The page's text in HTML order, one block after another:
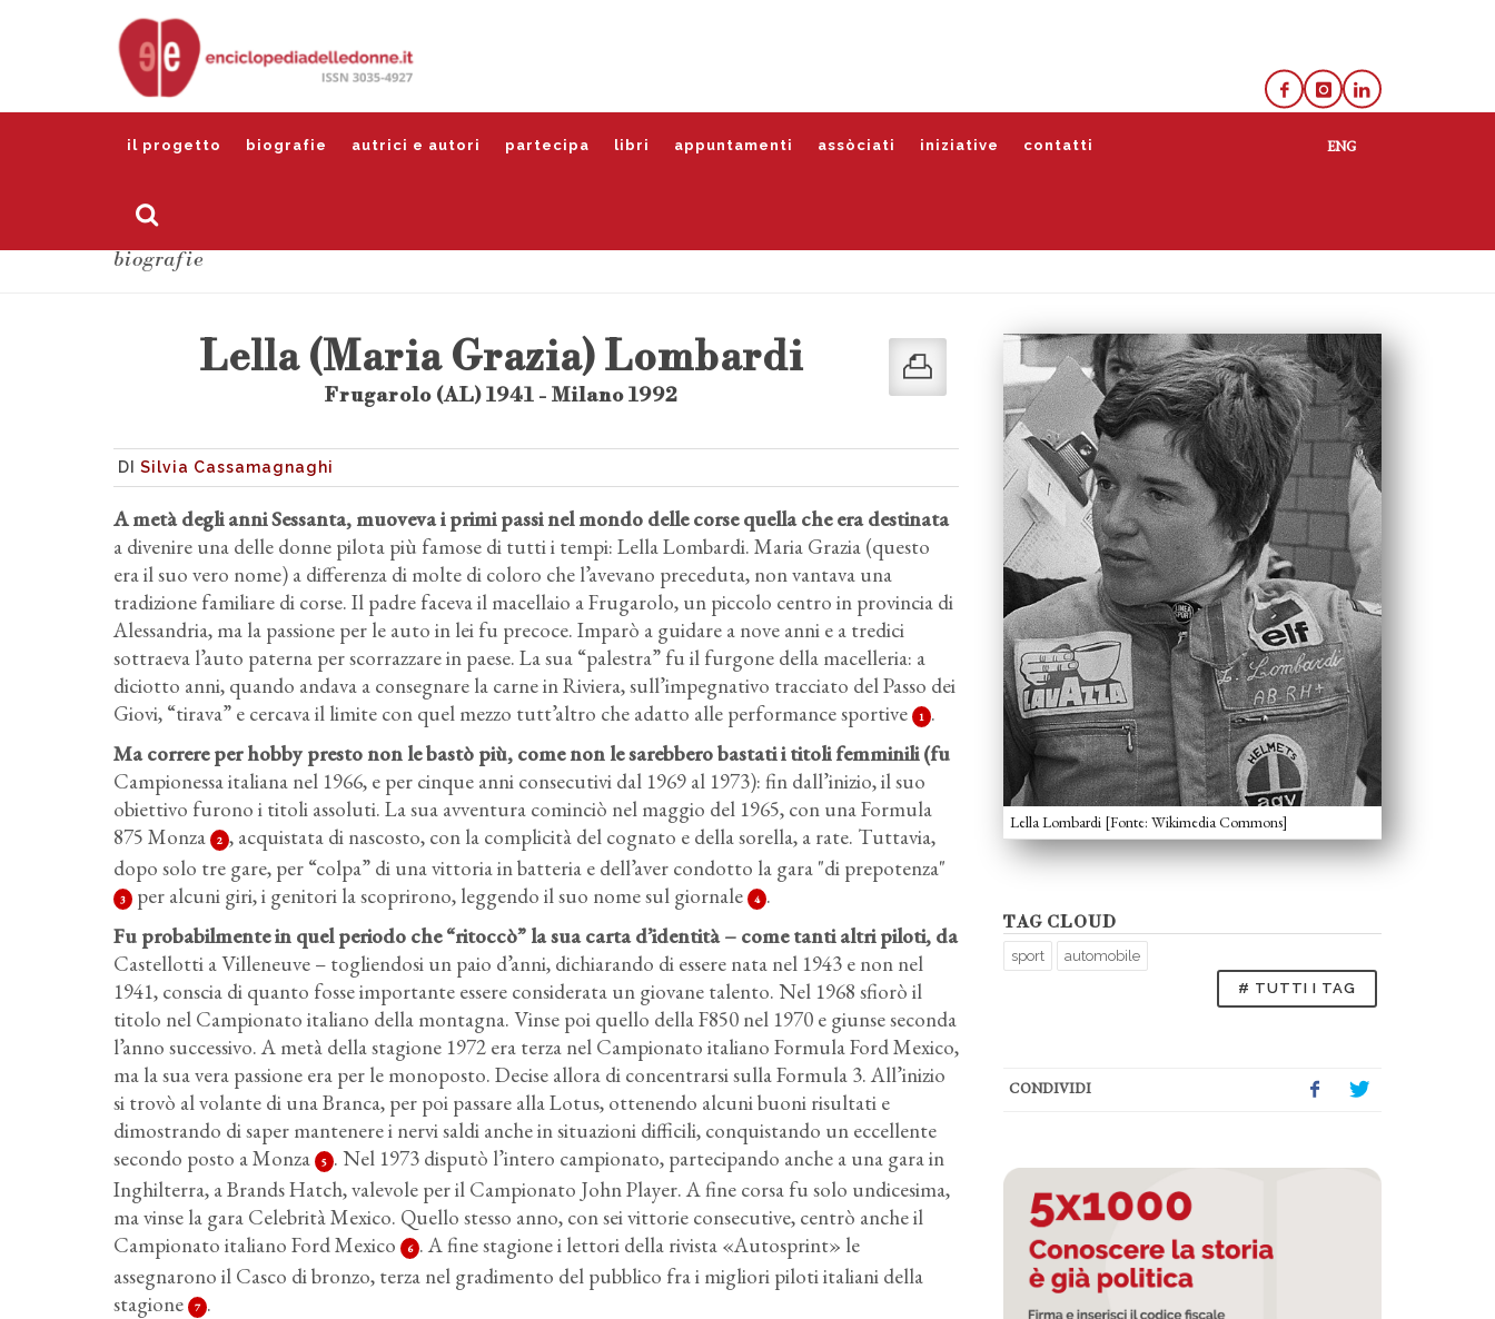
il progetto biografie autrici e autori partecipa libri appuntamenti assòciati iniziative contatti
biografie
Lella Lombardi [Fonte: Wikimedia Commons]
TAG CLOUD
sport
automobile
# TUTTI I TAG
CONDIVIDI
Lella (Maria Grazia) Lombardi
Frugarolo (AL) 1941 - Milano 1992
DI Silvia Cassamagnaghi
A metà degli anni Sessanta, muoveva i primi passi nel mondo delle corse quella che era destinata
a divenire una delle donne pilota più famose di tutti i tempi: Lella Lombardi. Maria Grazia (questo
era il suo vero nome) a differenza di molte di coloro che l’avevano preceduta, non vantava una
tradizione familiare di corse. Il padre faceva il macellaio a Frugarolo, un piccolo centro in provincia di
Alessandria, ma la passione per le auto in lei fu precoce. Imparò a guidare a nove anni e a tredici
sottraeva l’auto paterna per scorrazzare in paese. La sua “palestra” fu il furgone della macelleria: a
diciotto anni, quando andava a consegnare la carne in Riviera, sull’impegnativo tracciato del Passo dei
Giovi, “tirava” e cercava il limite con quel mezzo tutt’altro che adatto alle performance sportive
1 .
Ma correre per hobby presto non le bastò più, come non le sarebbero bastati i titoli femminili (fu
Campionessa italiana nel 1966, e per cinque anni consecutivi dal 1969 al 1973): fin dall’inizio, il suo
obiettivo furono i titoli assoluti. La sua avventura cominciò nel maggio del 1965, con una Formula
875 Monza
2 , acquistata di nascosto, con la complicità del cognato e della sorella, a rate. Tuttavia,
dopo solo tre gare, per “colpa” di una vittoria in batteria e dell’aver condotto la gara "di prepotenza"
3 per alcuni giri, i genitori la scoprirono, leggendo il suo nome sul giornale 4 .
Fu probabilmente in quel periodo che “ritoccò” la sua carta d’identità – come tanti altri piloti, da
Castellotti a Villeneuve – togliendosi un paio d’anni, dichiarando di essere nata nel 1943 e non nel
1941, conscia di quanto fosse importante essere considerata un giovane talento. Nel 1968 sfiorò il
titolo nel Campionato italiano della montagna. Vinse poi quello della F850 nel 1970 e giunse seconda
l’anno successivo. A metà della stagione 1972 era terza nel Campionato italiano Formula Ford Mexico,
ma la sua vera passione era per le monoposto. Decise allora di concentrarsi sulla Formula 3. All’inizio
si trovò al volante di una Branca, per poi passare alla Lotus, ottenendo alcuni buoni risultati e
dimostrando di saper mantenere i nervi saldi anche in situazioni difficili, conquistando un eccellente
secondo posto a Monza
5 . Nel 1973 disputò l’intero campionato, partecipando anche a una gara in
Inghilterra, a Brands Hatch, valevole per il Campionato John Player. A fine corsa fu solo undicesima,
ma vinse la gara Celebrità Mexico. Quello stesso anno, con sei vittorie consecutive, centrò anche il
Campionato italiano Ford Mexico
6 . A fine stagione i lettori della rivista «Autosprint» le
assegnarono il Casco di bronzo, terza nel gradimento del pubblico fra i migliori piloti italiani della
stagione
7 .